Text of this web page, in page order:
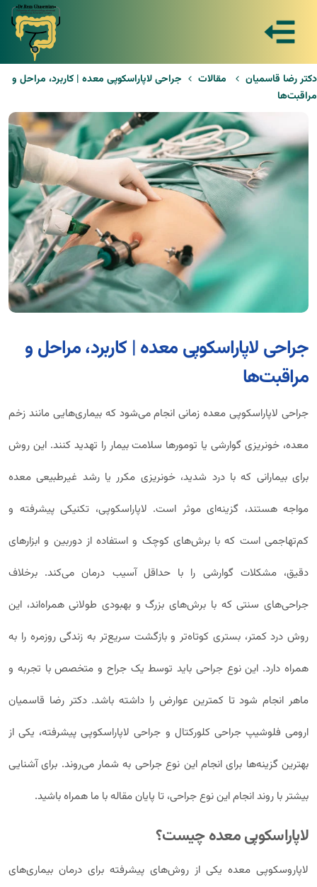
دکتر رضا قاسمیان مقالات
جراحی لاپاراسکوپی معده | کاربرد، مراحل و
مراقبت‌ها
جراحی لاپاراسکوپی معده | کاربرد، مراحل و
مراقبت‌ها
جراحی لاپاراسکوپی معده زمانی انجام می‌شود که بیماری‌هایی مانند زخم
معده، خونریزی گوارشی یا تومورها سلامت بیمار را تهدید کنند. این روش
برای بیمارانی که با درد شدید، خونریزی مکرر یا رشد غیرطبیعی معده
مواجه‌ هستند، گزینه‌ای موثر است. لاپاراسکوپی، تکنیکی پیشرفته و
کم‌تهاجمی است که با برش‌های کوچک و استفاده از دوربین و ابزارهای
دقیق، مشکلات گوارشی را با حداقل آسیب درمان می‌کند. برخلاف
جراحی‌های سنتی که با برش‌های بزرگ و بهبودی طولانی همراه‌اند، این
روش درد کمتر، بستری کوتاه‌تر و بازگشت سریع‌تر به زندگی روزمره را به
همراه دارد. این نوع جراحی باید توسط یک جراح و متخصص با تجربه و
ماهر انجام شود تا کمترین عوارض را داشته باشد. دکتر رضا قاسمیان
ارومی فلوشیپ جراحی کلورکتال و جراحی لاپاراسکوپی پیشرفته، یکی از
بهترین گزینه‌ها برای انجام این نوع جراحی به شمار می‌روند. برای آشنایی
بیشتر با روند انجام این نوع جراحی، تا پایان مقاله با ما همراه باشید.
لاپاراسکوپی معده چیست؟
لاپاروسکوپی معده یکی از روش‌های پیشرفته برای درمان بیماری‌های